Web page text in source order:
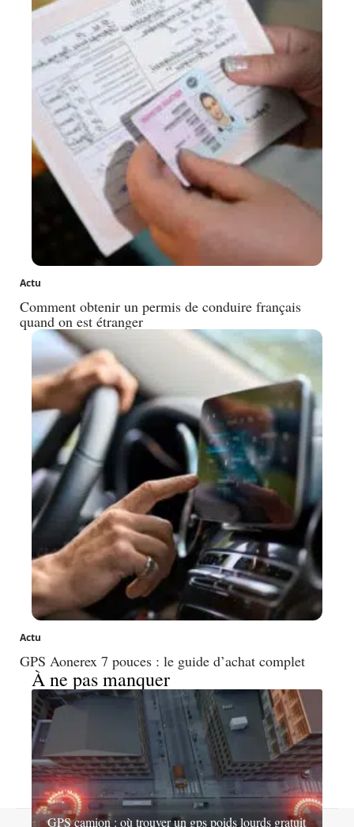
Actu
Comment obtenir un permis de conduire français
quand on est étranger
Actu
GPS Aonerex 7 pouces : le guide d’achat complet
À ne pas manquer
GPS camion : où trouver un gps poids lourds gratuit